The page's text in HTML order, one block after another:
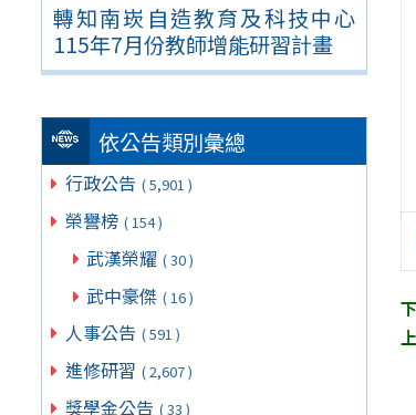
轉知南崁自造教育及科技中心
115年7月份教師增能研習計畫
依公告類別彙總
行政公告 ( 5,901 )
榮譽榜 ( 154 )
武漢榮耀 ( 30 )
武中豪傑 ( 16 )
人事公告 ( 591 )
進修研習 ( 2,607 )
獎學金公告 ( 33 )